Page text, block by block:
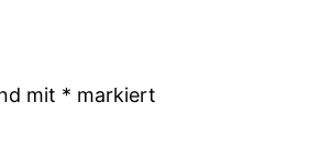
mit * markiert